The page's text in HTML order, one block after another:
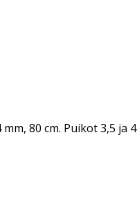
80 cm. Puikot 3,5 ja 4